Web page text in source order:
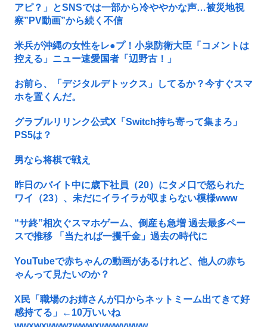
アピ？」とSNSでは一部から冷ややかな声…被災地視
察”PV動画”から続く不信
米兵が沖縄の女性をレ●プ！小泉防衛大臣「コメントは
控える」ニュー速愛国者「辺野古！」
お前ら、「デジタルデトックス」してるか？今すぐスマ
ホを置くんだ。
グラブルリリンク公式X「Switch持ち寄って集まろ」
PS5は？
男なら将棋で戦え
昨日のバイト中に歳下社員（20）にタメ口で怒られた
ワイ（23）、未だにイライラが収まらない模様www
“サ終”相次ぐスマホゲーム、倒産も急増 過去最多ペー
スで推移 「当たれば一攫千金」過去の時代に
YouTubeで赤ちゃんの動画があるけれど、他人の赤ち
ゃんって見たいのか？
X民「職場のお姉さんが口からネットミーム出てきて好
感持てる」←10万いいね